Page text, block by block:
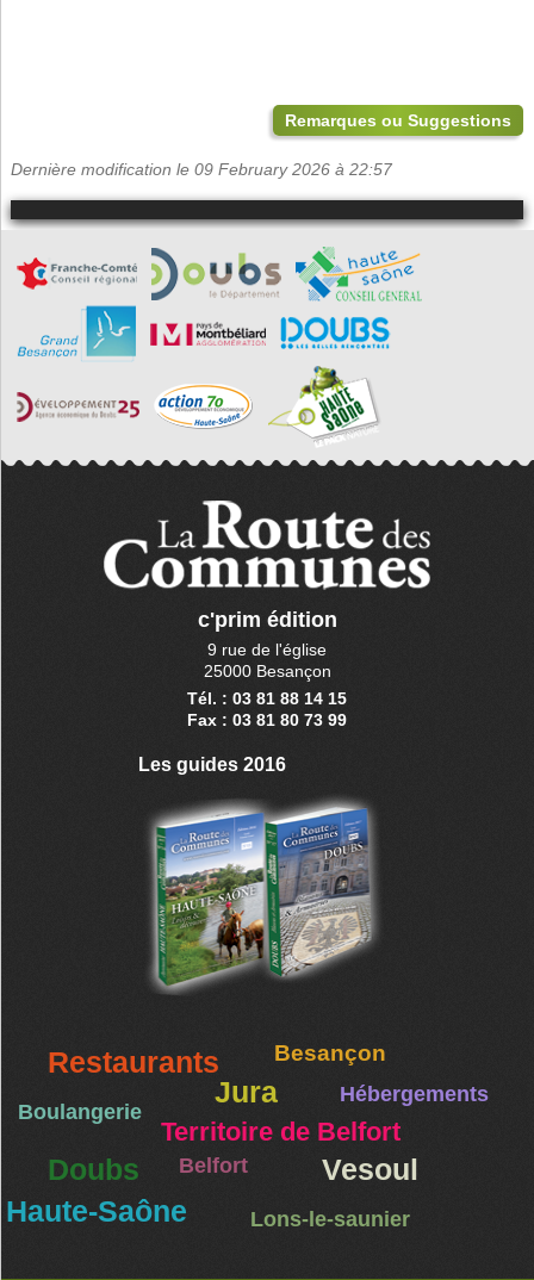
Remarques ou Suggestions
Dernière modification le 09 February 2026 à 22:57
c'prim édition
9 rue de l'église
25000 Besançon
Tél. : 03 81 88 14 15
Fax : 03 81 80 73 99
Les guides 2016
Restaurants Besançon
Jura Hébergements
Boulangerie
Territoire de Belfort
Doubs Belfort
Vesoul
Haute-Saône
Lons-le-saunier